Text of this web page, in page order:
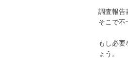
調査報告
そこで不
もし必
ょう。